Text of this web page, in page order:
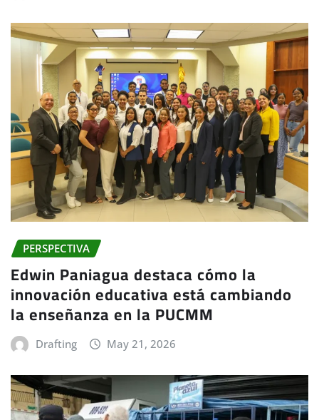
PERSPECTIVA
Edwin Paniagua destaca cómo la
innovación educativa está cambiando
la enseñanza en la PUCMM
Drafting May 21, 2026